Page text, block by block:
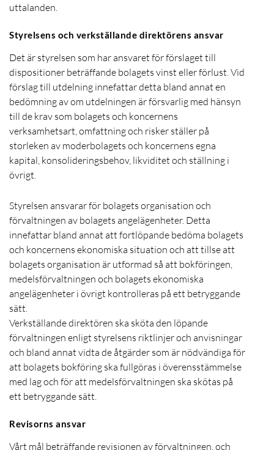
uttalanden.
Styrelsens och verkställande direktörens ansvar
Det är styrelsen som har ansvaret för förslaget till
dispositioner beträffande bolagets vinst eller förlust. Vid
förslag till utdelning innefattar detta bland annat en
bedömning av om utdelningen är försvarlig med hänsyn
till de krav som bolagets och koncernens
verksamhetsart, omfattning och risker ställer på
storleken av moderbolagets och koncernens egna
kapital, konsolideringsbehov, likviditet och ställning i
övrigt.
Styrelsen ansvarar för bolagets organisation och
förvaltningen av bolagets angelägenheter. Detta
innefattar bland annat att fortlöpande bedöma bolagets
och koncernens ekonomiska situation och att tillse att
bolagets organisation är utformad så att bokföringen,
medelsförvaltningen och bolagets ekonomiska
angelägenheter i övrigt kontrolleras på ett betryggande
sätt.
Verkställande direktören ska sköta den löpande
förvaltningen enligt styrelsens riktlinjer och anvisningar
och bland annat vidta de åtgärder som är nödvändiga för
att bolagets bokföring ska fullgöras i överensstämmelse
med lag och för att medelsförvaltningen ska skötas på
ett betryggande sätt.
Revisorns ansvar
Vårt mål beträffande revisionen av förvaltningen, och